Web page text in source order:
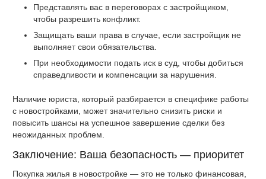
Представлять вас в переговорах с застройщиком,
чтобы разрешить конфликт.
Защищать ваши права в случае, если застройщик не
выполняет свои обязательства.
При необходимости подать иск в суд, чтобы добиться
справедливости и компенсации за нарушения.
Наличие юриста, который разбирается в специфике работы
с новостройками, может значительно снизить риски и
повысить шансы на успешное завершение сделки без
неожиданных проблем.
Заключение: Ваша безопасность — приоритет
Покупка жилья в новостройке — это не только финансовая,